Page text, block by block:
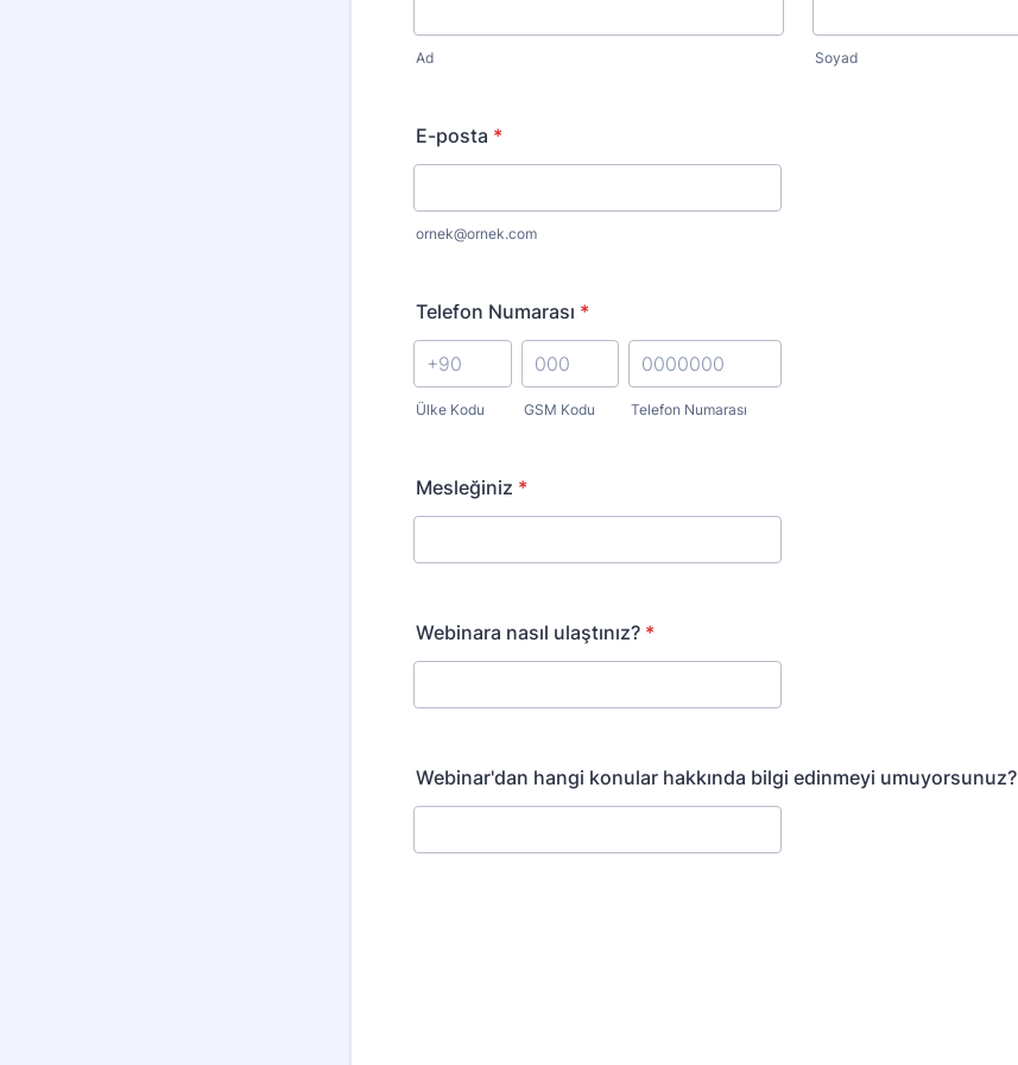
Ad Soyad
E-posta *
ornek@ornek.com
Telefon Numarası *
Ülke Kodu GSM Kodu Telefon Numarası
Mesleğiniz *
Webinara nasıl ulaştınız? *
Webinar'dan hangi konular hakkında bilgi edinmeyi umuyorsunuz?